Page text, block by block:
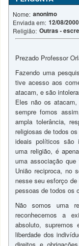
Nome: anonimo
Enviada em: 12/08/2000
Religião: Outras -
Prezado Professor
Fazendo uma
tive acesso aos
atacam, e são
Eles não os
sempre fomos
ampla tolerância,
religiosas de todos
ideais políticos são
uma religião, é
uma associação
União reciproca, no
nesse seu esforço
pessoas de todos os
Não somos uma
reconhecemos a
absoluto,
liberdade dos